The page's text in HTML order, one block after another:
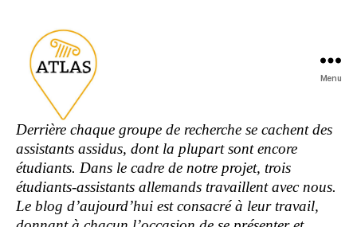
Menu
Derrière chaque groupe de recherche se cachent des
assistants assidus, dont la plupart sont encore
étudiants. Dans le cadre de notre projet, trois
étudiants-assistants allemands travaillent avec nous.
Le blog d’aujourd’hui est consacré à leur travail,